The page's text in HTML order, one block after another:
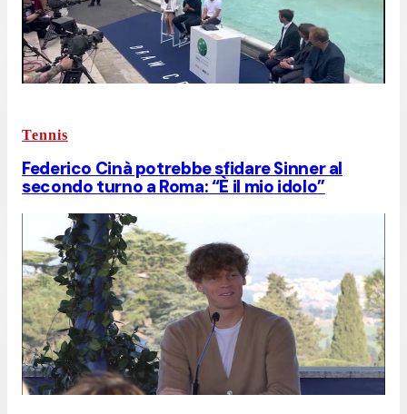
Tennis
Federico Cinà potrebbe sfidare Sinner al
secondo turno a Roma: “È il mio idolo”